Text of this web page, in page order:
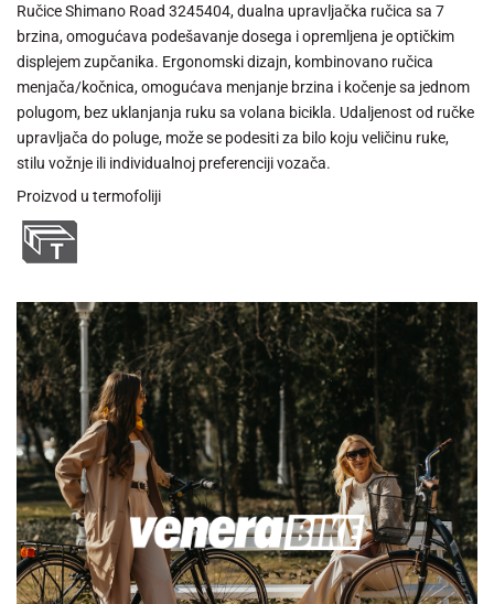
Ručice Shimano Road 3245404, dualna upravljačka ručica sa 7
brzina, omogućava podešavanje dosega i opremljena je optičkim
displejem zupčanika. Ergonomski dizajn, kombinovano ručica
menjača/kočnica, omogućava menjanje brzina i kočenje sa jednom
polugom, bez uklanjanja ruku sa volana bicikla. Udaljenost od ručke
upravljača do poluge, može se podesiti za bilo koju veličinu ruke,
stilu vožnje ili individualnoj preferenciji vozača.
Proizvod u termofoliji